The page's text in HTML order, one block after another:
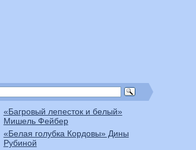
«Багровый лепесток и белый»
Мишель Фейбер
«Белая голубка Кордовы» Дины
Рубиной